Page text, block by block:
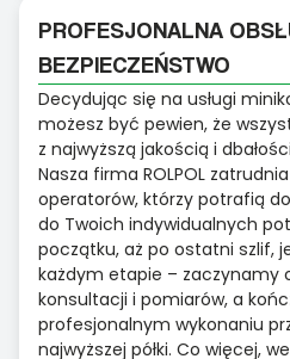
PROFESJONALNA
BEZPIECZEŃSTWO
Decydując się na usługi
możesz być pewien, że
z najwyższą jakością i
Nasza firma ROLPOL
operatorów, którzy potrafią
do Twoich indywidualnych
początku, aż po ostatni szlif,
każdym etapie – zaczynamy
konsultacji i pomiarów, a
profesjonalnym wykonaniu
najwyższej półki. Co więcej,